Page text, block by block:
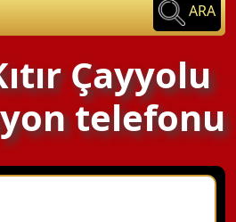
ARA
Çayyolu
telefonu